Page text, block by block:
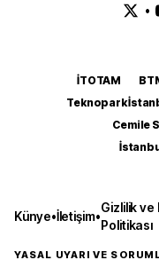
•
İTOTAM
Teknopark
Cemile
Künye•İletişim•
Gizlilik ve
Politikası
YASAL UYARI VE